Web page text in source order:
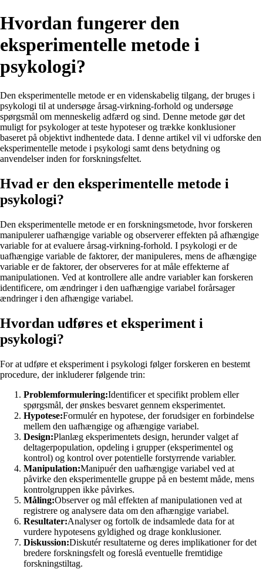
Hvordan fungerer den
eksperimentelle metode i
psykologi?
Den eksperimentelle metode er en videnskabelig tilgang, der bruges i
psykologi til at undersøge årsag-virkning-forhold og undersøge
spørgsmål om menneskelig adfærd og sind. Denne metode gør det
muligt for psykologer at teste hypoteser og trække konklusioner
baseret på objektivt indhentede data. I denne artikel vil vi udforske den
eksperimentelle metode i psykologi samt dens betydning og
anvendelser inden for forskningsfeltet.
Hvad er den eksperimentelle metode i
psykologi?
Den eksperimentelle metode er en forskningsmetode, hvor forskeren
manipulerer uafhængige variable og observerer effekten på afhængige
variable for at evaluere årsag-virkning-forhold. I psykologi er de
uafhængige variable de faktorer, der manipuleres, mens de afhængige
variable er de faktorer, der observeres for at måle effekterne af
manipulationen. Ved at kontrollere alle andre variabler kan forskeren
identificere, om ændringer i den uafhængige variabel forårsager
ændringer i den afhængige variabel.
Hvordan udføres et eksperiment i
psykologi?
For at udføre et eksperiment i psykologi følger forskeren en bestemt
procedure, der inkluderer følgende trin:
Problemformulering:Identificer et specifikt problem eller
spørgsmål, der ønskes besvaret gennem eksperimentet.
Hypotese:Formulér en hypotese, der forudsiger en forbindelse
mellem den uafhængige og afhængige variabel.
Design:Planlæg eksperimentets design, herunder valget af
deltagerpopulation, opdeling i grupper (eksperimentel og
kontrol) og kontrol over potentielle forstyrrende variabler.
Manipulation:Manipuér den uafhængige variabel ved at
påvirke den eksperimentelle gruppe på en bestemt måde, mens
kontrolgruppen ikke påvirkes.
Måling:Observer og mål effekten af manipulationen ved at
registrere og analysere data om den afhængige variabel.
Resultater:Analyser og fortolk de indsamlede data for at
vurdere hypotesens gyldighed og drage konklusioner.
Diskussion:Diskutér resultaterne og deres implikationer for det
bredere forskningsfelt og foreslå eventuelle fremtidige
forskningstiltag.